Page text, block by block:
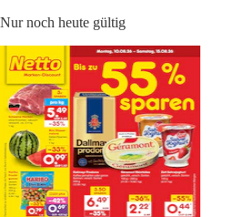
Nur noch heute gültig